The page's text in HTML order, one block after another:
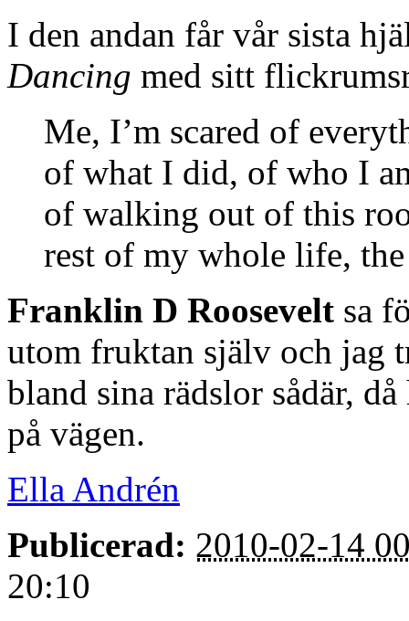
I den andan får vår sista
Dancing med sitt
Me, I’m scared of
of what I did, of who I
of walking out of this
rest of my whole life,
Franklin D Roosevelt sa
utom fruktan själv och jag
bland sina rädslor sådär,
på vägen.
Ella Andrén
Publicerad: 2010-02-14
20:10